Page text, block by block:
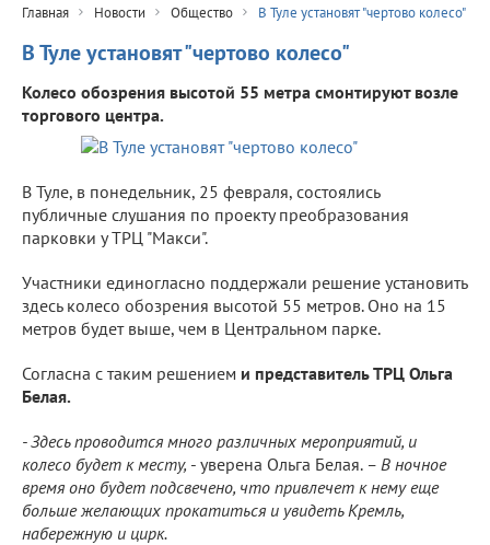
Главная Новости Общество В Туле установят "чертово колесо"
В Туле установят "чертово колесо"
Колесо обозрения высотой 55 метра смонтируют возле
торгового центра.
В Туле, в понедельник, 25 февраля, состоялись
публичные слушания по проекту преобразования
парковки у ТРЦ "Макси".
Участники единогласно поддержали решение установить
здесь колесо обозрения высотой 55 метров. Оно на 15
метров будет выше, чем в Центральном парке.
Согласна с таким решением и представитель ТРЦ Ольга
Белая.
- Здесь проводится много различных мероприятий, и
колесо будет к месту, - уверена Ольга Белая. – В ночное
время оно будет подсвечено, что привлечет к нему еще
больше желающих прокатиться и увидеть Кремль,
набережную и цирк.